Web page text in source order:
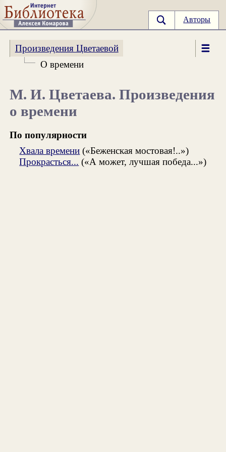
Авторы
Произведения Цветаевой
О времени
М. И. Цветаева. Произведения
о времени
По популярности
Хвала времени («Беженская мостовая!..»)
Прокрасться... («А может, лучшая победа...»)